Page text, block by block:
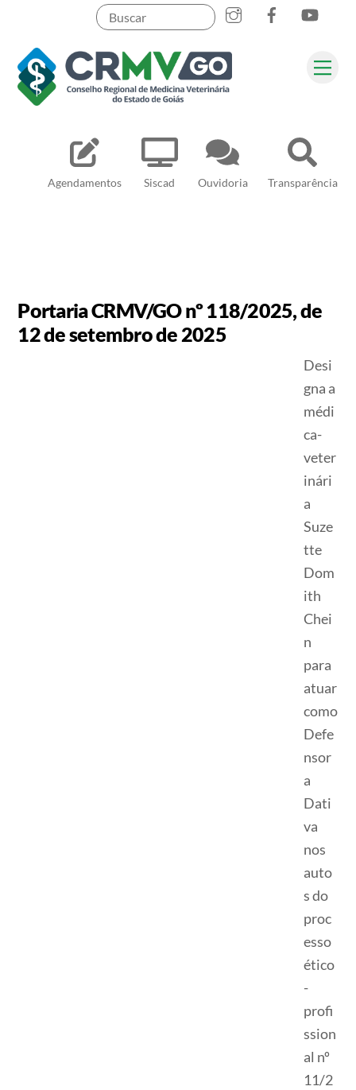
content
Agendamentos Siscad Ouvidoria Transparência
Pesquisar
Portaria CRMV/GO nº 118/2025, de
12 de setembro de 2025
Desi
gna a
médi
ca-
veter
inári
a
Suze
tte
Dom
ith
Chei
n
para
atuar
como
Defe
nsor
a
Dati
va
nos
auto
s do
proc
esso
ético
-
profi
ssion
al nº
11/2